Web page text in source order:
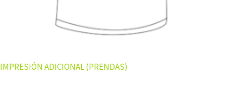
IMPRESIÓN ADICIONAL (PRENDAS)